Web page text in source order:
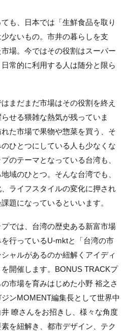
も、日本では「生鮮食品を取り
ないもの。市井の暮らしを支
場。今ではその役割はスーパー
常的に利用する人は随分と限ら
まだまだ市場はその役割を終え
せる猥雑な熱気が残っていま
た市場で果物や惣菜を買う、そ
ひとつにしている人も少なくな
のテーマとなっている台湾も、
域のひとつ。そんな台湾でも、
ライフスタイルの変化に押され
題になっているといいます。
では、台湾の歴史ある新富市場
行っているU-mktと「台湾の市
ャルがあるのか紐解くアイディ
開催します。BONUS TRACKプ
市場を育みはじめた小野 裕之さ
ンMOMENT編集長として世界中
瞭さんをお招きし、様々な角度
を紐解き、都市デザイン、テク